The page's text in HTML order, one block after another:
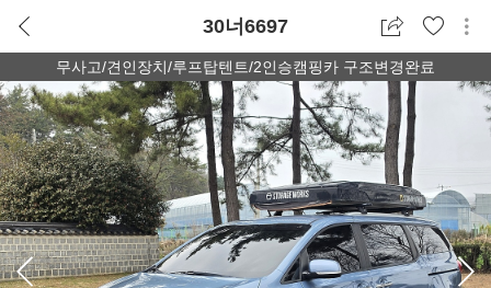
30너6697
무사고/견인장치/루프탑텐트/2인승캠핑카 구조변경완료